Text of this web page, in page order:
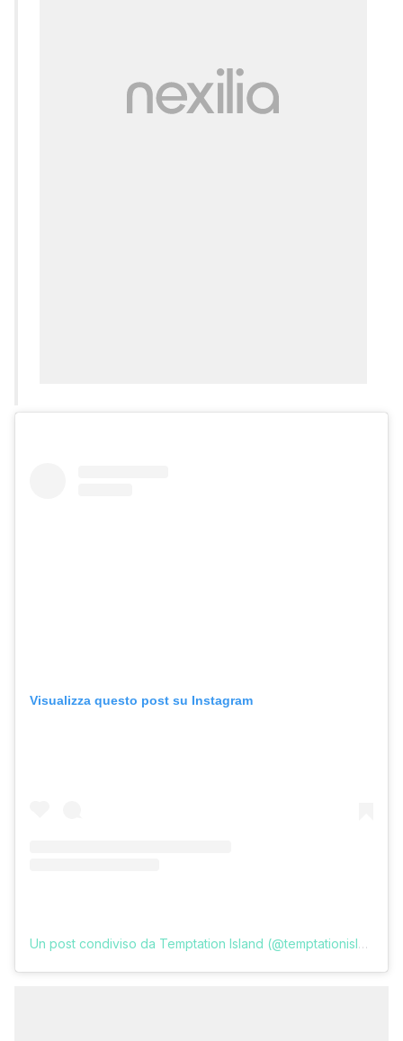
Visualizza questo post su Instagram
Un post condiviso da Temptation Island (@temptationislandita)